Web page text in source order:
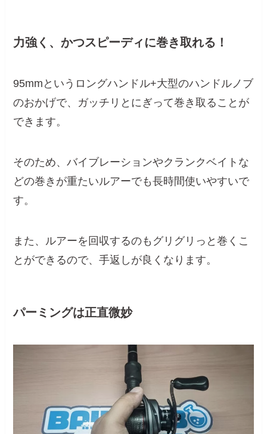
力強く、かつスピーディに巻き取れる！
95mmというロングハンドル+大型のハンドルノブ
のおかげで、ガッチリとにぎって巻き取ることが
できます。
そのため、バイブレーションやクランクベイトな
どの巻きが重たいルアーでも長時間使いやすいで
す。
また、ルアーを回収するのもグリグリっと巻くこ
とができるので、手返しが良くなります。
パーミングは正直微妙